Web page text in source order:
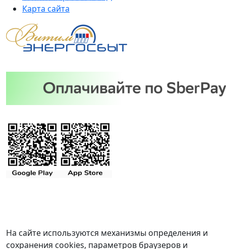
Карта сайта
На сайте используются механизмы определения и
сохранения cookies, параметров браузеров и